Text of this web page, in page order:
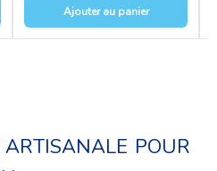
Ajouter au panier
pour